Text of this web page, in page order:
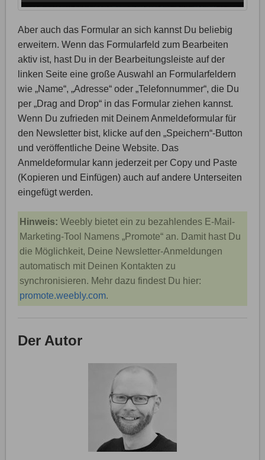
Aber auch das Formular an sich kannst Du beliebig
erweitern. Wenn das Formularfeld zum Bearbeiten
aktiv ist, hast Du in der Bearbeitungsleiste auf der
linken Seite eine große Auswahl an Formularfeldern
wie „Name“, „Adresse“ oder „Telefonnummer“, die Du
per „Drag and Drop“ in das Formular ziehen kannst.
Wenn Du zufrieden mit Deinem Anmeldeformular für
den Newsletter bist, klicke auf den „Speichern“-Button
und veröffentliche Deine Website. Das
Anmeldeformular kann jederzeit per Copy und Paste
(Kopieren und Einfügen) auch auf andere Unterseiten
eingefügt werden.
Hinweis: Weebly bietet ein zu bezahlendes E-Mail-
Marketing-Tool Namens „Promote“ an. Damit hast Du
die Möglichkeit, Deine Newsletter-Anmeldungen
automatisch mit Deinen Kontakten zu
synchronisieren. Mehr dazu findest Du hier:
promote.weebly.com.
Der Autor